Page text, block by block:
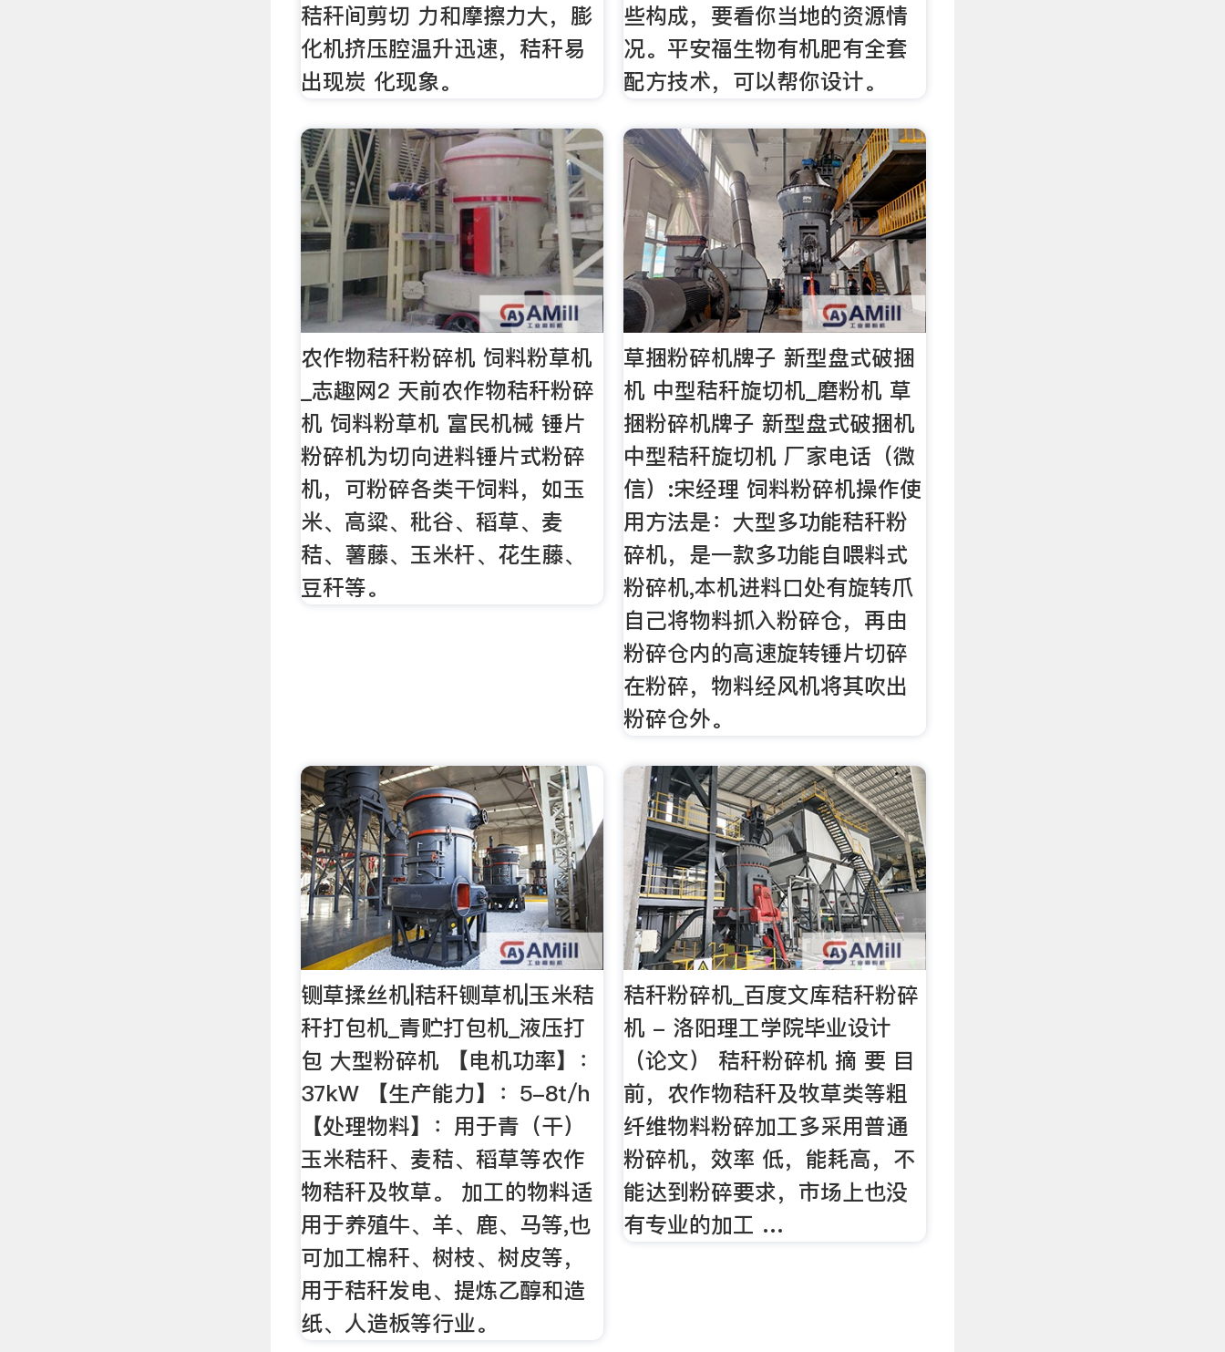
秸秆间剪切 力和摩擦力大，膨
化机挤压腔温升迅速，秸秆易
出现炭 化现象。
些构成，要看你当地的资源情
况。平安福生物有机肥有全套
配方技术，可以帮你设计。
农作物秸秆粉碎机 饲料粉草机
_志趣网2 天前农作物秸秆粉碎
机 饲料粉草机 富民机械 锤片
粉碎机为切向进料锤片式粉碎
机，可粉碎各类干饲料，如玉
米、高粱、秕谷、稻草、麦
秸、薯藤、玉米杆、花生藤、
豆秆等。
草捆粉碎机牌子 新型盘式破捆
机 中型秸秆旋切机_磨粉机 草
捆粉碎机牌子 新型盘式破捆机
中型秸秆旋切机 厂家电话（微
信）:宋经理 饲料粉碎机操作使
用方法是：大型多功能秸秆粉
碎机，是一款多功能自喂料式
粉碎机,本机进料口处有旋转爪
自己将物料抓入粉碎仓，再由
粉碎仓内的高速旋转锤片切碎
在粉碎，物料经风机将其吹出
粉碎仓外。
铡草揉丝机|秸秆铡草机|玉米秸
秆打包机_青贮打包机_液压打
包 大型粉碎机 【电机功率】：
37kW 【生产能力】：5-8t/h
【处理物料】：用于青（干）
玉米秸秆、麦秸、稻草等农作
物秸秆及牧草。 加工的物料适
用于养殖牛、羊、鹿、马等,也
可加工棉秆、树枝、树皮等，
用于秸秆发电、提炼乙醇和造
纸、人造板等行业。
秸秆粉碎机_百度文库秸秆粉碎
机 - 洛阳理工学院毕业设计
（论文） 秸秆粉碎机 摘 要 目
前，农作物秸秆及牧草类等粗
纤维物料粉碎加工多采用普通
粉碎机，效率 低，能耗高，不
能达到粉碎要求，市场上也没
有专业的加工 …